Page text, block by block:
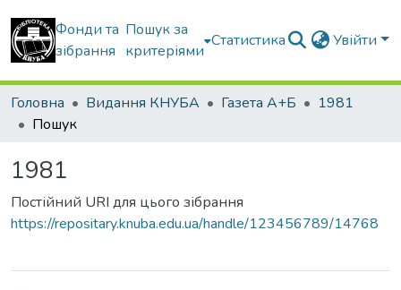
Фонди та
зібрання
Пошук за
критеріями
Статистика Увійти
Головна Видання КНУБА Газета А+Б
1981
Пошук
1981
Постійний URI для цього зібрання
https://repositary.knuba.edu.ua/handle/123456789/14768